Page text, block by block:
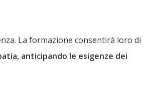
La formazione consentirà loro di
anticipando le esigenze dei